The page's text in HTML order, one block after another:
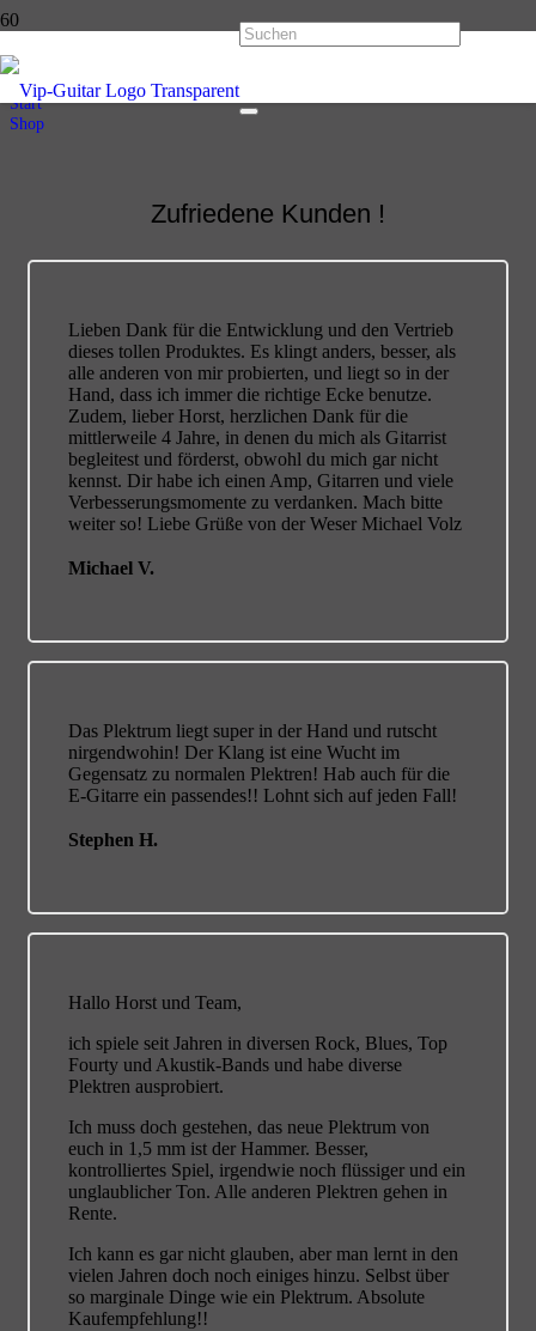
Shop
Start
Shop
Zufriedene Kunden !
Lieben Dank für die Entwicklung und den Vertrieb
dieses tollen Produktes. Es klingt anders, besser, als
alle anderen von mir probierten, und liegt so in der
Hand, dass ich immer die richtige Ecke benutze.
Zudem, lieber Horst, herzlichen Dank für die
mittlerweile 4 Jahre, in denen du mich als Gitarrist
begleitest und förderst, obwohl du mich gar nicht
kennst. Dir habe ich einen Amp, Gitarren und viele
Verbesserungsmomente zu verdanken. Mach bitte
weiter so! Liebe Grüße von der Weser Michael Volz
Michael V.
Das Plektrum liegt super in der Hand und rutscht
nirgendwohin! Der Klang ist eine Wucht im
Gegensatz zu normalen Plektren! Hab auch für die
E-Gitarre ein passendes!! Lohnt sich auf jeden Fall!
Stephen H.
Hallo Horst und Team,
ich spiele seit Jahren in diversen Rock, Blues, Top
Fourty und Akustik-Bands und habe diverse
Plektren ausprobiert.
Ich muss doch gestehen, das neue Plektrum von
euch in 1,5 mm ist der Hammer. Besser,
kontrolliertes Spiel, irgendwie noch flüssiger und ein
unglaublicher Ton. Alle anderen Plektren gehen in
Rente.
Ich kann es gar nicht glauben, aber man lernt in den
vielen Jahren doch noch einiges hinzu. Selbst über
so marginale Dinge wie ein Plektrum. Absolute
Kaufempfehlung!!